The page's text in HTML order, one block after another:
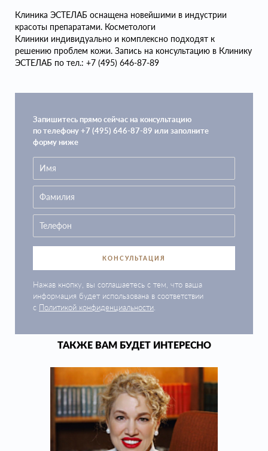
Клиника ЭСТЕЛАБ оснащена новейшими в индустрии
красоты препаратами. Косметологи
Клиники индивидуально и комплексно подходят к
решению проблем кожи. Запись на консультацию в Клинику
ЭСТЕЛАБ по тел.: +7 (495) 646-87-89
Запишитесь прямо сейчас на консультацию
по телефону +7 (495) 646-87-89 или заполните
форму ниже
КОНСУЛЬТАЦИЯ
Нажав кнопку, вы соглашаетесь с тем, что ваша
информация будет использована в соответствии
с Политикой конфиденциальности
ТАКЖЕ ВАМ БУДЕТ ИНТЕРЕСНО